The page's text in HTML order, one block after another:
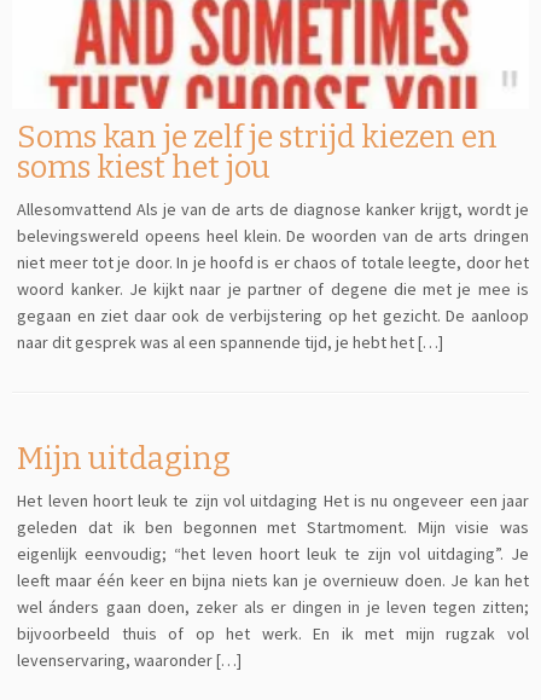
Soms kan je zelf je strijd kiezen en
soms kiest het jou
Allesomvattend Als je van de arts de diagnose kanker krijgt, wordt je
belevingswereld opeens heel klein. De woorden van de arts dringen
niet meer tot je door. In je hoofd is er chaos of totale leegte, door het
woord kanker. Je kijkt naar je partner of degene die met je mee is
gegaan en ziet daar ook de verbijstering op het gezicht. De aanloop
naar dit gesprek was al een spannende tijd, je hebt het […]
Mijn uitdaging
Het leven hoort leuk te zijn vol uitdaging Het is nu ongeveer een jaar
geleden dat ik ben begonnen met Startmoment. Mijn visie was
eigenlijk eenvoudig; “het leven hoort leuk te zijn vol uitdaging”. Je
leeft maar één keer en bijna niets kan je overnieuw doen. Je kan het
wel ánders gaan doen, zeker als er dingen in je leven tegen zitten;
bijvoorbeeld thuis of op het werk. En ik met mijn rugzak vol
levenservaring, waaronder […]